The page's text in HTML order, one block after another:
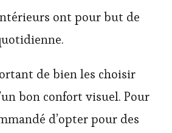
ont pour but de
de bien les choisir
bon confort visuel. Pour
d’opter pour des